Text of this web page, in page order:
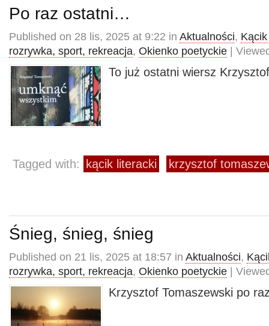
Po raz ostatni…
Published on 28 lis, 2025 at 9:22 in Aktualności,
rozrywka, sport, rekreacja, Okienko poetyckie |
To już ostatni wiersz
Tagged with: kącik literacki krzysztof
Śnieg, śnieg, śnieg
Published on 21 lis, 2025 at 18:57 in Aktualności,
rozrywka, sport, rekreacja, Okienko poetyckie |
Krzysztof Tomaszewski po